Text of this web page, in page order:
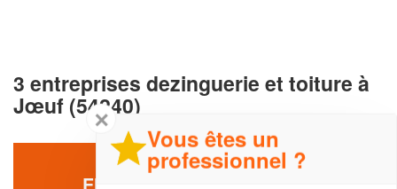
3 entreprises dezinguerie et toiture à
Jœuf (54240)
✕
Vous êtes un
professionnel ?